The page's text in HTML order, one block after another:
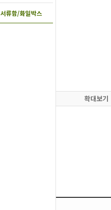
서류함/화일박스
확대보기